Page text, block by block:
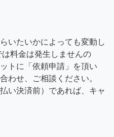
いたいかによっても変動し
料金は発生しませんの
トに「依頼申請」を頂い
わせ、ご相談ください。
い決済前）であれば、キャ